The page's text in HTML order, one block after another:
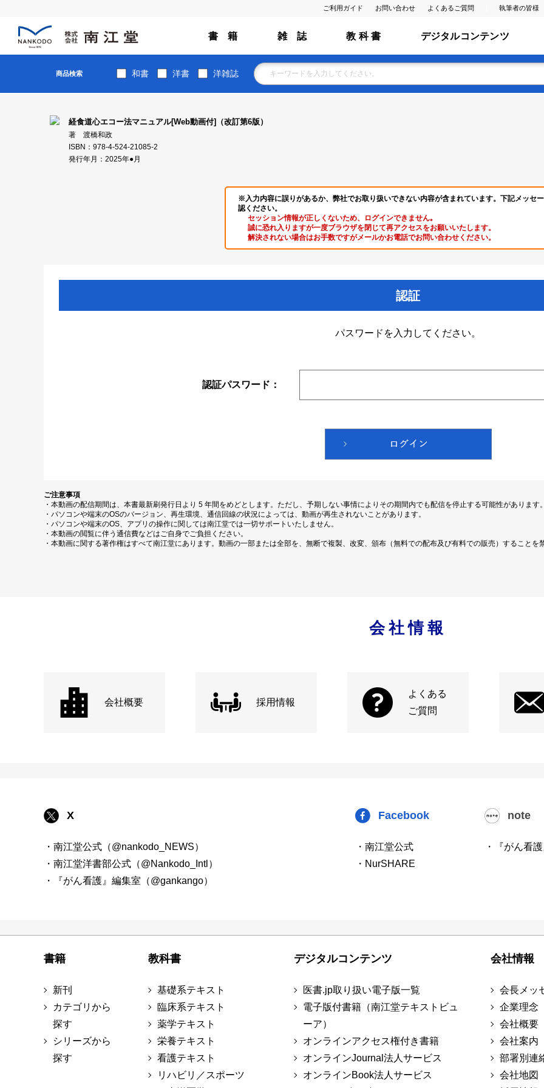
ご利用ガイド お問い合わせ よくあるご質問 執筆者の皆様
書 籍 雑 誌 教 科 書 デジタルコンテンツ
商品検索 和書 洋書 洋雑誌
経食道心エコー法マニュアル[Web動画付]（改訂第6版）
著 渡橋和政
ISBN：978-4-524-21085-2
発行年月：2025年●月
※入力内容に誤りがあるか、弊社でお取り扱いできない内容が含まれています。下記メッセ
認ください。
セッション情報が正しくないため、ログインできません｡
誠に恐れ入りますが一度ブラウザを閉じて再アクセスをお願いいたします。
解決されない場合はお手数ですがメールかお電話でお問い合わせください。
認証
パスワードを入力してください。
認証パスワード：
ご注意事項
・本動画の配信期間は、本書最新刷発行日より 5 年間をめどとします。ただし、予期しない事情によりその期間内でも配信を停止する可能性があります。
・パソコンや端末のOSのバージョン、再生環境、通信回線の状況によっては、動画が再生されないことがあります。
・パソコンや端末のOS、アプリの操作に関しては南江堂では一切サポートいたしません。
・本動画の閲覧に伴う通信費などはご自身でご負担ください。
・本動画に関する著作権はすべて南江堂にあります。動画の一部または全部を、無断で複製、改変、頒布（無料での配布及び有料での販売）することを
会社情報
会社概要 採用情報
よくある
ご質問
X
・南江堂公式（@nankodo_NEWS）
・南江堂洋書部公式（@Nankodo_Intl）
・『がん看護』編集室（@gankango）
Facebook
・南江堂公式
・NurSHARE
note
・『がん看
書籍
新刊
カテゴリから
探す
シリーズから
探す
教科書
基礎系テキスト
臨床系テキスト
薬学テキスト
栄養テキスト
看護テキスト
リハビリ／スポーツ
デジタルコンテンツ
医書.jp取り扱い電子版一覧
電子版付書籍（南江堂テキストビュ
ーア）
オンラインアクセス権付き書籍
オンラインJournal法人サービス
オンラインBook法人サービス
会社情報
会長メッ
企業理念
会社概要
会社案内
部署別連
会社地図